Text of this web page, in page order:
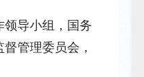
导小组，国务
管理委员会，